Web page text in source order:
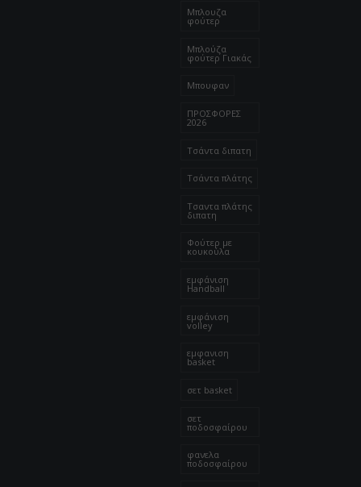
Μπλουζα
φούτερ
Μπλούζα
φούτερ Γιακάς
Μπουφαν
ΠΡΟΣΦΟΡΕΣ
2026
Τσάντα διπατη
Τσάντα πλάτης
Τσαντα πλάτης
διπατη
Φούτερ με
κουκούλα
εμφάνιση
Handball
εμφάνιση
volley
εμφανιση
basket
σετ basket
σετ
ποδοσφαίρου
φανελα
ποδοσφαίρου